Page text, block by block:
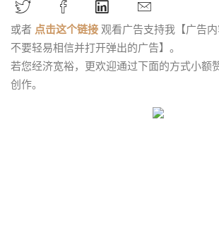
或者 点击这个链接 观看广告支持我【广告
不要轻易相信并打开弹出的广告】。
若您经济宽裕，更欢迎通过下面的方式小额
创作。